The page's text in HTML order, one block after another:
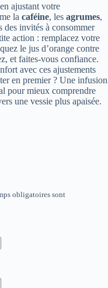
en ajustant votre
la caféine, les agrumes,
des invités à consommer
action : remplacez votre
le jus d’orange contre
et faites-vous confiance.
avec ces ajustements
en premier ? Une infusion
pour mieux comprendre
une vessie plus apaisée.
obligatoires sont